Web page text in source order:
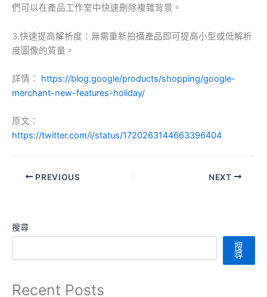
們可以在產品工作室中快速刪除複雜背景。
3.快速提高解析度：無需重新拍攝產品即可提高小型或低解析
度圖像的質量。
詳情： https://blog.google/products/shopping/google-
merchant-new-features-holiday/
原文：
https://twitter.com/i/status/1720263144663396404
PREVIOUS NEXT
搜尋
搜
尋
Recent Posts